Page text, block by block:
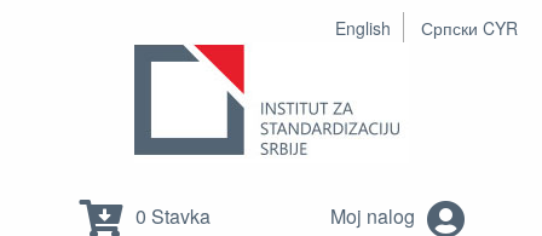
English Српски CYR
0 Stavka Moj nalog